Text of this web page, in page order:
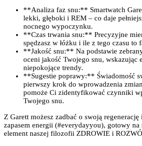
**Analiza faz snu:** Smartwatch
lekki, głęboki i REM – co daje
nocnego wypoczynku.
**Czas trwania snu:** Precyzyjne
spędzasz w łóżku i ile z tego czasu to
**Jakość snu:** Na podstawie
oceni jakość Twojego snu, wskazując
niepokojące trendy.
**Sugestie poprawy:** Świadomość
pierwszy krok do wprowadzenia
pomoże Ci zidentyfikować czynniki
Twojego snu.
Z Garett możesz zadbać o swoją
zapasem energii (#everydayyou), gotowy
element naszej filozofii ZDROWIE i